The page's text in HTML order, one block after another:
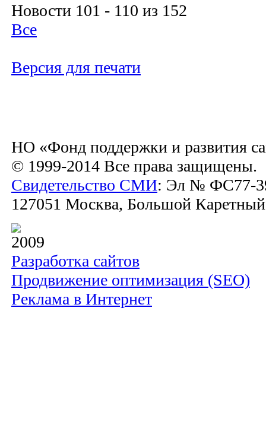
Новости 101 - 110 из 152
Все
Версия для печати
НО «Фонд поддержки и развития
© 1999-2014 Все права защищены.
Свидетельство СМИ: Эл № ФС77-
127051 Москва, Большой
2009
Разработка сайтов
Продвижение оптимизация (SEO)
Реклама в Интернет